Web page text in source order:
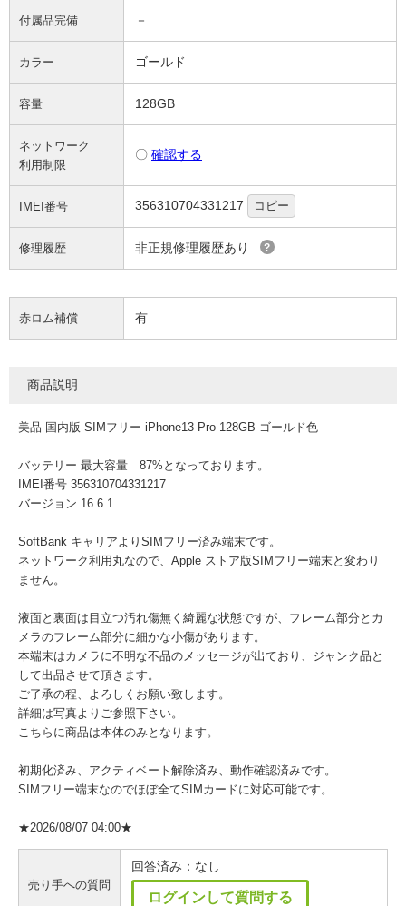
付属品完備 －
カラー ゴールド
容量 128GB
ネットワーク
利用制限
〇 確認する
IMEI番号 356310704331217 コピー
修理履歴 非正規修理履歴あり ?
赤ロム補償 有
商品説明
美品 国内版 SIMフリー iPhone13 Pro 128GB ゴールド色
バッテリー 最大容量 87%となっております。
IMEI番号 356310704331217
バージョン 16.6.1
SoftBank キャリアよりSIMフリー済み端末です。
ネットワーク利用丸なので、Apple ストア版SIMフリー端末と変わり
ません。
液面と裏面は目立つ汚れ傷無く綺麗な状態ですが、フレーム部分とカ
メラのフレーム部分に細かな小傷があります。
本端末はカメラに不明な不品のメッセージが出ており、ジャンク品と
して出品させて頂きます。
ご了承の程、よろしくお願い致します。
詳細は写真よりご参照下さい。
こちらに商品は本体のみとなります。
初期化済み、アクティベート解除済み、動作確認済みです。
SIMフリー端末なのでほぼ全てSIMカードに対応可能です。
★2026/08/07 04:00★
売り手への質問
回答済み：なし
ログインして質問する